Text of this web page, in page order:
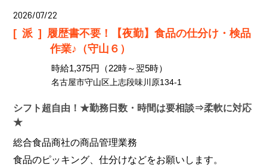
2026/07/22
[派] 履歴書不要！【夜勤】食品の仕分け・検品
作業♪（守山６）
時給1,375円（22時～翌5時）
名古屋市守山区上志段味川原134-1
シフト超自由！★勤務日数・時間は要相談⇒柔軟に対応
★
総合食品商社の商品管理業務
食品のピッキング、仕分けなどをお願いします。